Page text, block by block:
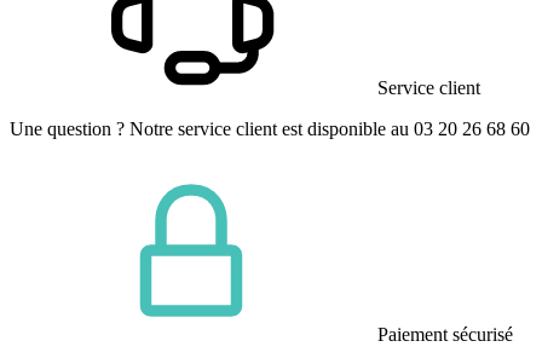
Service client
Une question ? Notre service client est disponible au 03 20 26 68 60
Paiement sécurisé